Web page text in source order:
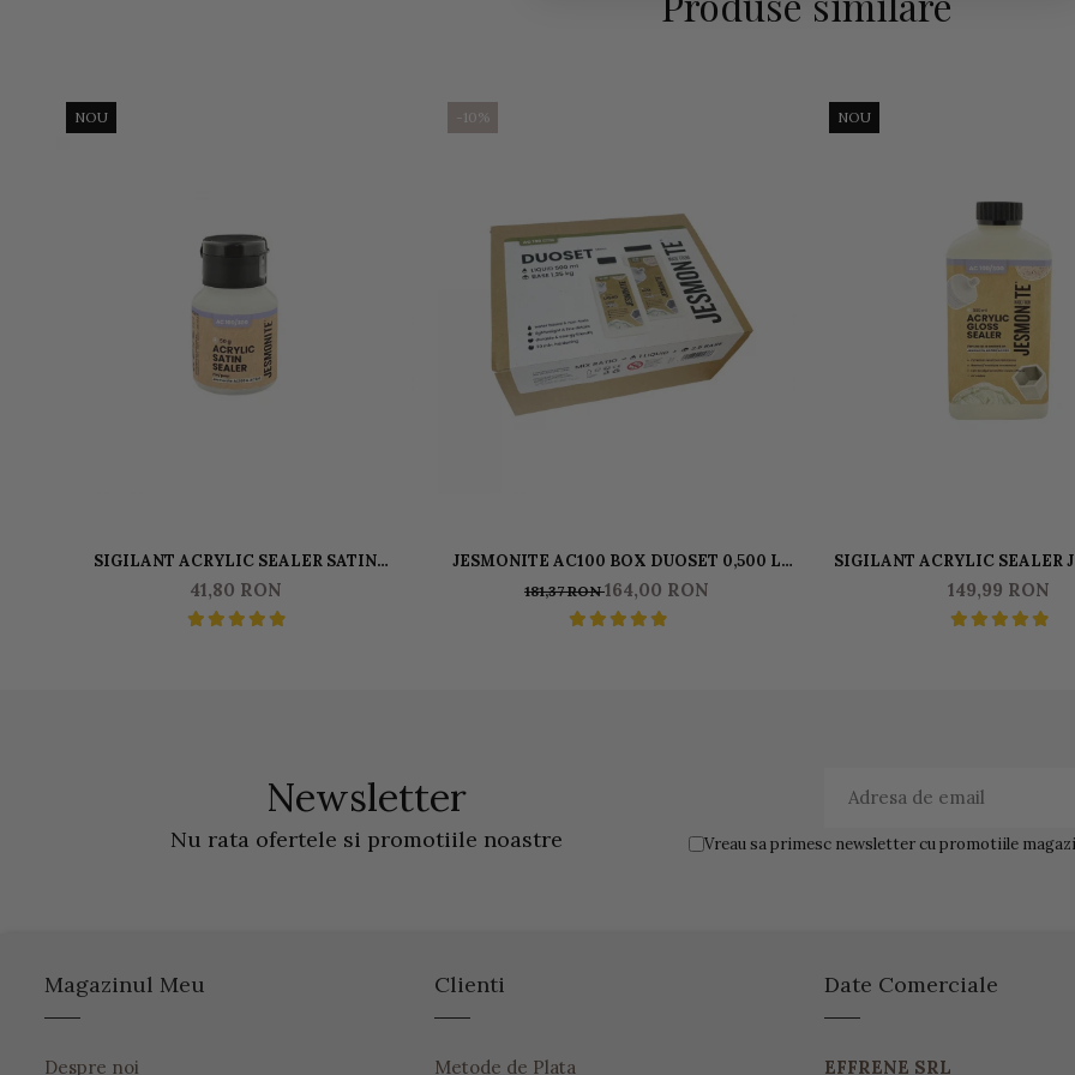
NOU
SIGILANT ACRYLIC SEALER SATIN
50 GR
41,80 RON
-10%
JESMONITE AC100 BOX DUOSET 0,500 L
LICHID & 1250 KG BAZA
181,37 RON164,00 RON
NOU
SIGILANT ACRYLIC SEALER
GLOSS PENTRU AC100
149,99 RON
Newsletter
Nu rata ofertele si promotiile noastre Vreau sa primesc newsletter cu promotiile
Magazinul Meu
Despre noi
Clienti
Metode de Plata
Date Comerciale
EFFRENE SRL